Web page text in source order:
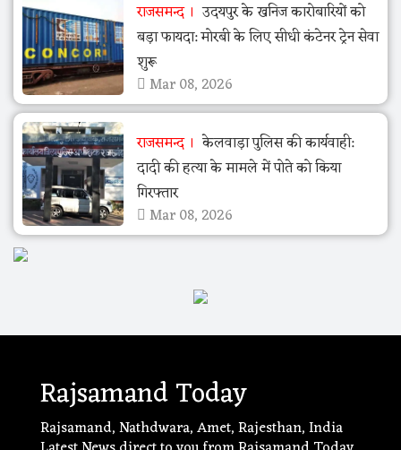
राजसमन्द
उदयपुर के खनिज कारोबारियों को
बड़ा फायदा: मोरबी के लिए सीधी कंटेनर ट्रेन सेवा
शुरू
Mar 08, 2026
राजसमन्द
केलवाड़ा पुलिस की कार्यवाही:
दादी की हत्या के मामले में पोते को किया
गिरफ्तार
Mar 08, 2026
Rajsamand Today
Rajsamand, Nathdwara, Amet, Rajesthan, India